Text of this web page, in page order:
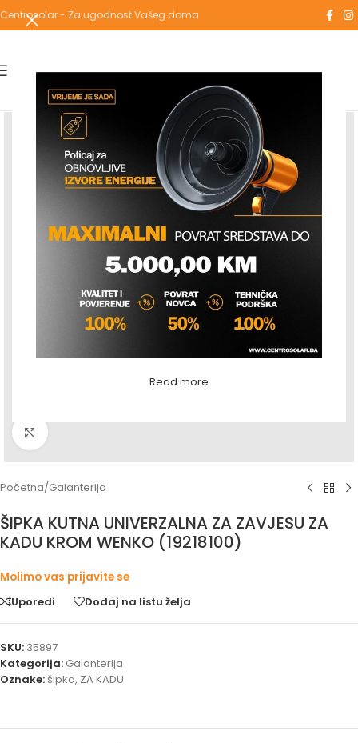
Read more
Centrosolar - Za ugodnost Vašeg doma
Povećaj sliku
Početna/Galanterija
ŠIPKA KUTNA UNIVERZALNA ZA ZAVJESU ZA
KADU KROM WENKO (19218100)
Molimo vas prijavite se
Uporedi
Dodaj na listu želja
SKU: 35897
Kategorija: Galanterija
Oznake:šipka, ZA KADU